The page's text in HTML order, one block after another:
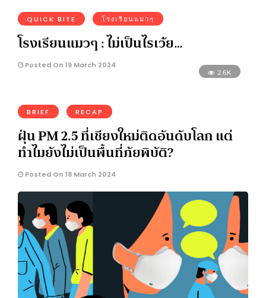
QUICK BITE โรงเรียนแมวๆ
โรงเรียนแมวๆ : ไม่เป็นไรเว้ย…
Posted On 19 March 2024
2.6K
BRIEF RECAP
ฝุ่น PM 2.5 ที่เชียงใหม่ติดอันดับโลก แต่
ทำไมยังไม่เป็นพื้นที่ภัยพิบัติ?
Posted On 18 March 2024